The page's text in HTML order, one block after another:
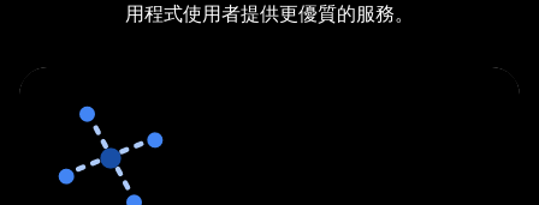
用程式使用者提供更優質的服務。